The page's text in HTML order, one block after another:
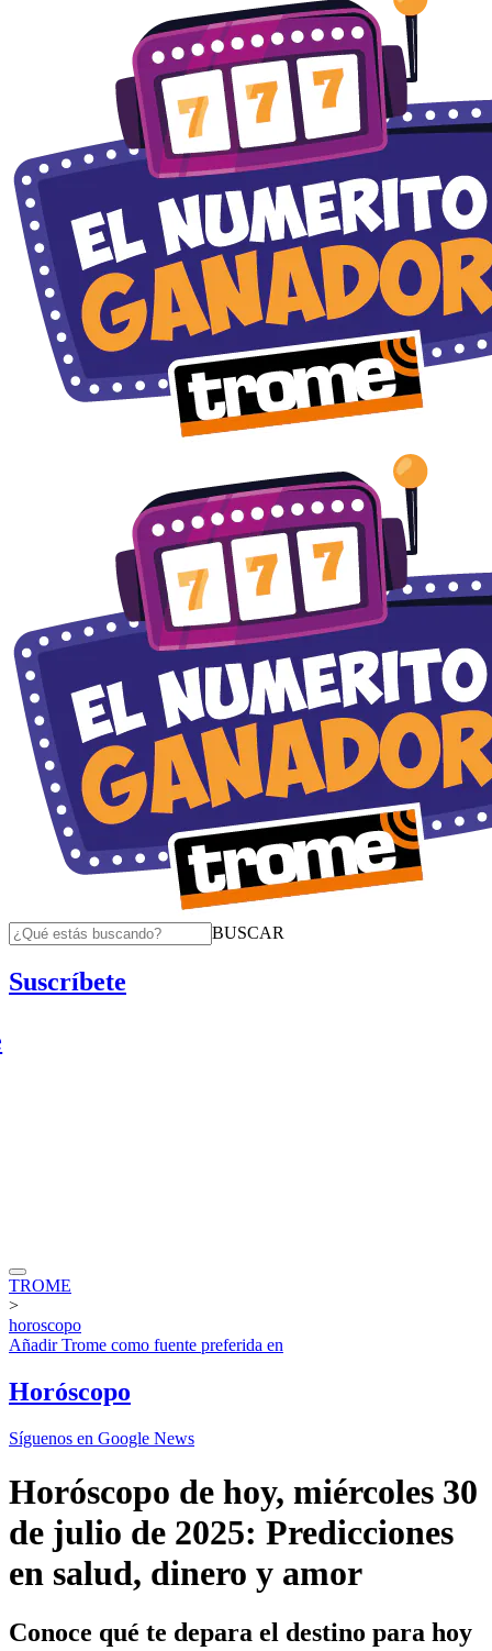
BUSCAR
Suscríbete
TROME
>
horoscopo
AñadirTrome como fuente preferida en
Horóscopo
Síguenos en Google News
Horóscopo de hoy, miércoles 30
de julio de 2025: Predicciones
en salud, dinero y amor
Conoce qué te depara el destino para hoy